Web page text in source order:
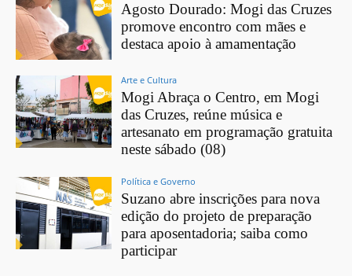
Agosto Dourado: Mogi das Cruzes
promove encontro com mães e
destaca apoio à amamentação
Arte e Cultura
Mogi Abraça o Centro, em Mogi
das Cruzes, reúne música e
artesanato em programação gratuita
neste sábado (08)
Política e Governo
Suzano abre inscrições para nova
edição do projeto de preparação
para aposentadoria; saiba como
participar